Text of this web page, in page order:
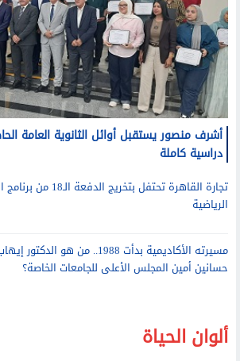
أشرف منصور يستقبل أوائل الثانوية العامة
دراسية كاملة
الرياضية
حسانين أمين المجلس الأعلى للجامعات الخاصة؟